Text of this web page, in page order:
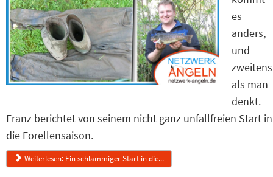
es
anders,
und
zweitens
als man
denkt.
Franz berichtet von seinem nicht ganz unfallfreien Start in
die Forellensaison.
Weiterlesen: Ein schlammiger Start in die...